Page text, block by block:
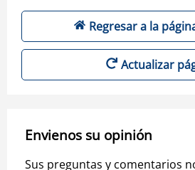
Regresar a la
Actualizar
Envienos su opinión
Sus preguntas y comentarios